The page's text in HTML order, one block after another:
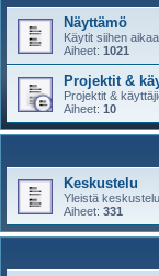
Näyttämö
Käytit siihen
Aiheet: 1021
Projektit &
Projektit &
Aiheet: 10
Keskustelu
Yleistä
Aiheet: 331